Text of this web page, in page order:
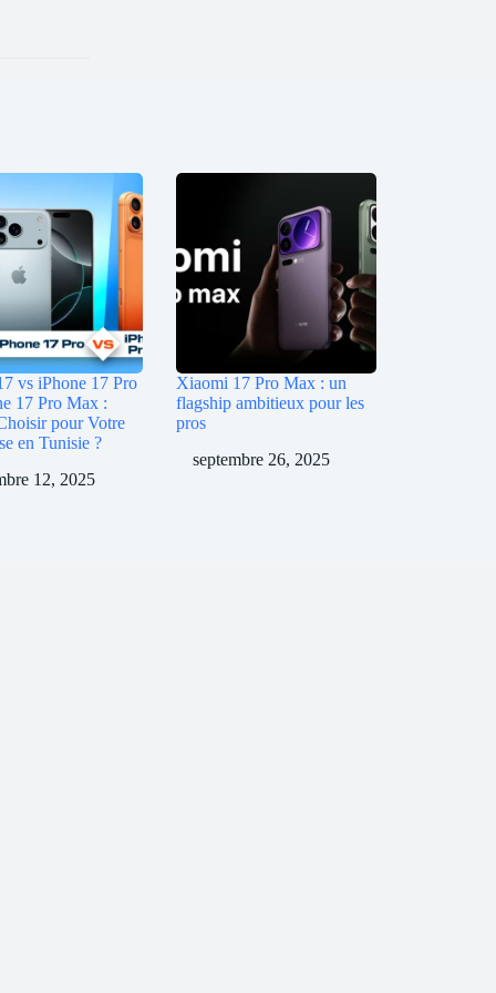
vs iPhone 17 Pro
17 Pro Max :
pour Votre
en Tunisie ?
12, 2025
Xiaomi 17 Pro Max : un
flagship ambitieux pour les
pros
septembre 26, 2025